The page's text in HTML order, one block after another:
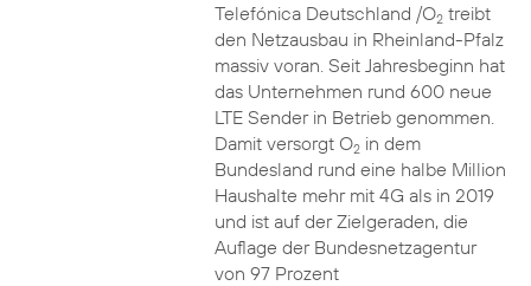
Telefónica Deutschland /O2treibt
den Netzausbau in Rheinland-Pfalz
massiv voran. Seit Jahresbeginn hat
das Unternehmen rund 600 neue
LTE Sender in Betrieb genommen.
Damit versorgt O2in dem
Bundesland rund eine halbe Million
Haushalte mehr mit 4G als in 2019
und ist auf der Zielgeraden, die
Auflage der Bundesnetzagentur
von 97 Prozent